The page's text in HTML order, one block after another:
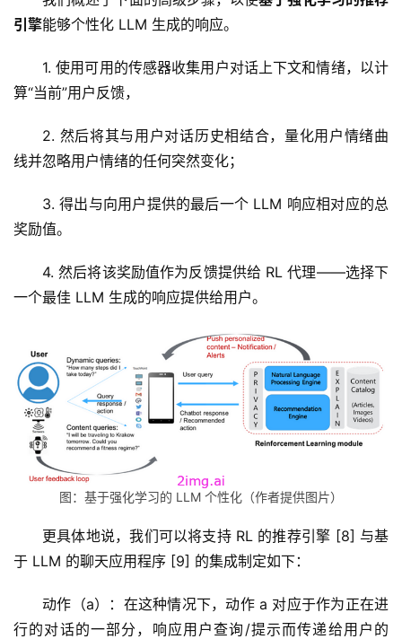
资
讯
A
I
课
I
P
课
程
关
们
引擎能够个性化 LLM 生成的响应。
1. 使用可用的传感器收集用户对话上下文和情绪，以计
算“当前”用户反馈，
2. 然后将其与用户对话历史相结合，量化用户情绪曲
线并忽略用户情绪的任何突然变化；
3. 得出与向用户提供的最后一个 LLM 响应相对应的总
奖励值。
4. 然后将该奖励值作为反馈提供给 RL 代理——选择下
一个最佳 LLM 生成的响应提供给用户。
图：基于强化学习的 LLM 个性化（作者提供图片）
更具体地说，我们可以将支持 RL 的推荐引擎 [8] 与基
于 LLM 的聊天应用程序 [9] 的集成制定如下：
动作（a）：在这种情况下，动作 a 对应于作为正在进
行的对话的一部分，响应用户查询/提示而传递给用户的